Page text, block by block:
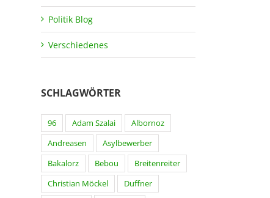
Politik Blog
Verschiedenes
SCHLAGWÖRTER
96 Adam Szalai
Albornoz
Andreasen
Asylbewerber
Bakalorz
Bebou
Breitenreiter
Christian Möckel
Duffner